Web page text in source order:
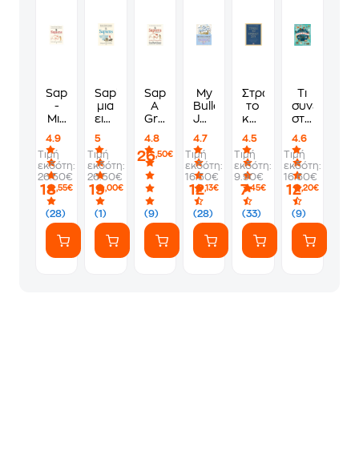
Sapiens
-
Μια
ιστορία
4.9
(28)
Τιμή
εκδότη:
26.50€
18,55€
Sapiens,
μια
εικονογραφημένη
5
(1)
Τιμή
εκδότη:
26.50€
19,00€
Sapiens
A
Graphic
Volume
1
4.8
(9)
26,50€
My
Bullet
Journal:
όμορφη
ζωή
μου
4.7
(28)
Τιμή
εκδότη:
16.50€
12,13€
Στρώσε
το
κρεβάτι
4.5
(33)
Τιμή
εκδότη:
9.90€
7,45€
Τι
συνέβαινε
στον
4.6
(9)
Τιμή
εκδότη:
16.60€
12,20€